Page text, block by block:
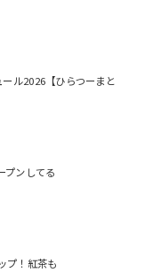
ル2026【ひらつーまと
プンしてる
プ！紅茶も